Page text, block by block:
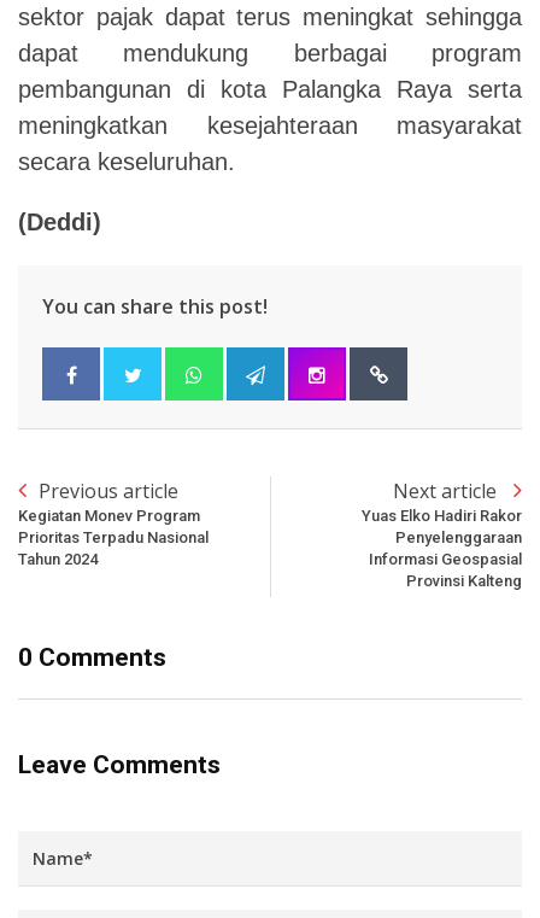
sektor pajak dapat terus meningkat sehingga
dapat mendukung berbagai program
pembangunan di kota Palangka Raya serta
meningkatkan kesejahteraan masyarakat
secara keseluruhan.
(Deddi)
You can share this post!
Previous article
Kegiatan Monev Program
Prioritas Terpadu Nasional
Tahun 2024
Next article
Yuas Elko Hadiri Rakor
Penyelenggaraan
Informasi Geospasial
Provinsi Kalteng
0 Comments
Leave Comments